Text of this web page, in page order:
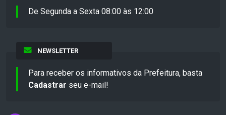
De Segunda a Sexta 08:00 às 12:00
NEWSLETTER
Para receber os informativos da Prefeitura, basta
Cadastrar seu e-mail!